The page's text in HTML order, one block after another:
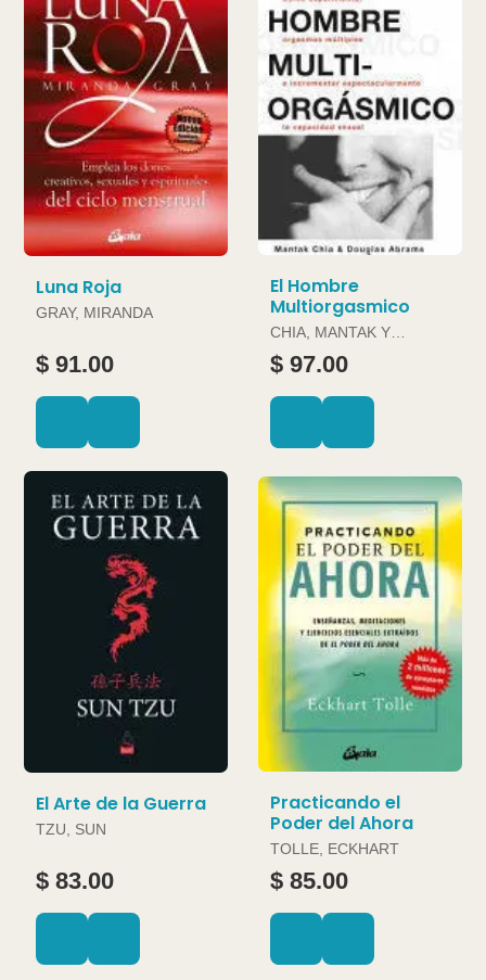
Luna Roja
GRAY, MIRANDA
$ 91.00
El Hombre
Multiorgasmico
CHIA, MANTAK Y
DOUGLAS ABRAMS
$ 97.00
El Arte de la Guerra
TZU, SUN
$ 83.00
Practicando el
Poder del Ahora
TOLLE, ECKHART
$ 85.00